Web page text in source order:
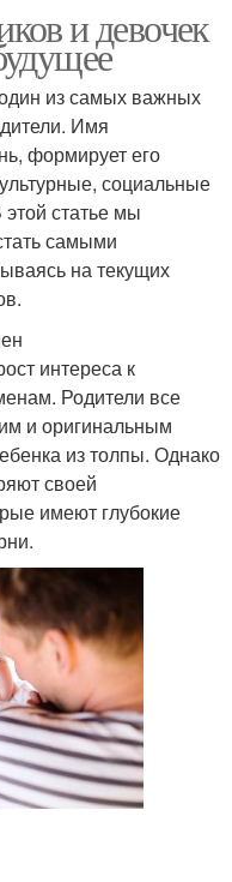
и девочек
из самых важных
Имя
формирует его
социальные
статье мы
самыми
на текущих
интереса к
Родители все
и оригинальным
из толпы. Однако
своей
имеют глубокие